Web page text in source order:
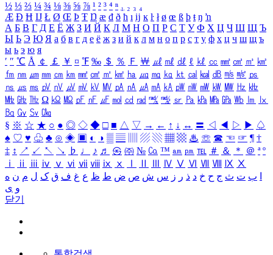
½ ⅓ ⅔ ¼ ¾ ⅛ ⅜ ⅝ ⅞ ¹ ² ³ ⁴ ⁿ ₁ ₂ ₃ ₄
Æ Ð Ħ Ĳ Ł Ø Œ Þ Ŧ Ŋ æ đ ð ħ ı ĳ ĸ ŀ ł ø œ ß þ ŧ ŋ ŉ
А Б В Г Д Е Ё Ж З И Й К Л М Н О П Р С Т У Ф Х Ц Ч Ш Щ Ъ
Ы Ь Э Ю Я а б в г д е ё ж з и й к л м н о п р с т у ф х ц ч ш щ ъ
ы ь э ю я
′ ″ ℃ Å ￠ ￡ ￥ ¤ ℉ ‰ ＄ ％ Ｆ ￦ ㎕ ㎖ ㎗ ℓ ㎘ ㏄ ㎣ ㎤ ㎥ ㎦
㎙ ㎚ ㎛ ㎜ ㎝ ㎞ ㎟ ㎠ ㎡ ㎢ ㏊ ㎍ ㎎ ㎏ ㏏ ㎈ ㎉ ㏈ ㎧ ㎨ ㎰
㎱ ㎲ ㎳ ㎴ ㎵ ㎶ ㎷ ㎸ ㎹ ㎀ ㎁ ㎂ ㎃ ㎄ ㎺ ㎻ ㎽ ㎾ ㎿ ㎐ ㎑
㎒ ㎓ ㎔ Ω ㏀ ㏁ ㎊ ㎋ ㎌ ㏖ ㏅ ㎭ ㎮ ㎯ ㏛ ㎩ ㎪ ㎫ ㎬ ㏝ ㏐
㏓
㏃ ㏉ ㏜ ㏆
§ ※ ☆ ★ ○ ● ◎ ◇ ◆ □ ■ △ ▽ → ← ↑ ↓ ↔ 〓 ◁ ◀ ▷ ▶ ♤
♠ ♡ ♥ ♧ ♣ ⊙ ◈ ▣ ◐ ◑ ▒ ▤ ▨ ▧ ▦ ▩ ♨ ☏ ☎ ☜ ☞ ¶ †
‡ ↕ ↗ ↙ ↖ ↘ ♭ ♩ ♪ ♬ ㉿ ㈜ № ㏇ ™ ㏂ ㏘ ℡ ＃ ＆ ＊ ＠ ª º
ⅰ
ⅱ ⅲ ⅳ ⅴ ⅵ ⅶ ⅷ ⅸ ⅹ Ⅳ Ⅴ Ⅵ Ⅶ Ⅷ Ⅸ Ⅹ
ب ت ث ج ح خ د ذ ر ز س ش ص ض ط ظ ع غ ف ق ک ل م ن ه
و ی
닫기